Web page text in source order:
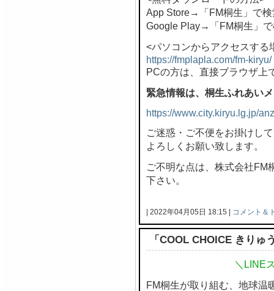
App Store→「FM桐生」で検
Google Play→「FM桐生」
<パソコンからアクセスする
https://fmplapla.com/fm-kiryu/
PCの方は、直接ブラウザ上
緊急情報は、桐生ふれあい
https://www.city.kiryu.lg.jp/
ご迷惑・ご不便をお掛けし
よろしくお願い致します。
ご不明な点は、株式会社FM
下さい。
| 2022年04月05日 18:15 | コメント＆
「COOL CHOICE きり
＼LINE
FM桐生が取り組む、地球温